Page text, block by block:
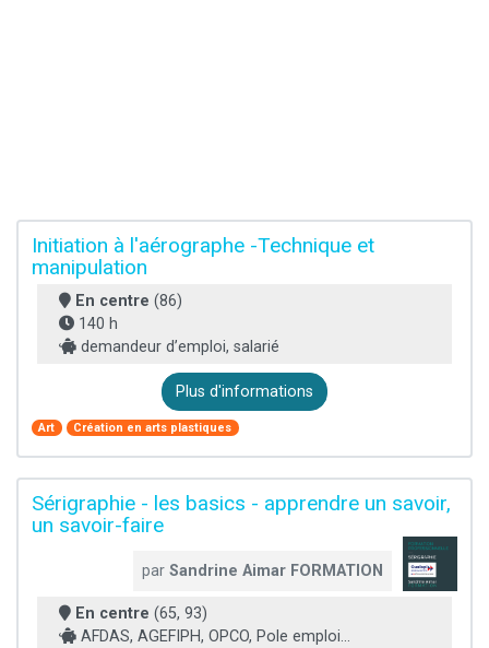
Initiation à l'aérographe -Technique et
manipulation
En centre (86)
140 h
demandeur d’emploi, salarié
Plus d'informations
Art Création en arts plastiques
Sérigraphie - les basics - apprendre un savoir,
un savoir-faire
par Sandrine Aimar FORMATION
En centre (65, 93)
AFDAS, AGEFIPH, OPCO, Pole emploi...